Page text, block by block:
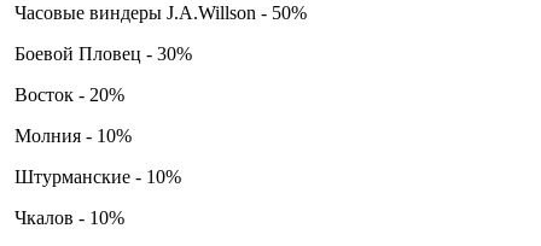
Часовые виндеры J.A.Willson - 50%
Боевой Пловец - 30%
Восток - 20%
Молния - 10%
Штурманские - 10%
Чкалов - 10%